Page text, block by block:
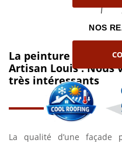
NOS
La peinture de vos
Artisan Louis : Nous
très intéressants
La qualité d’une façade